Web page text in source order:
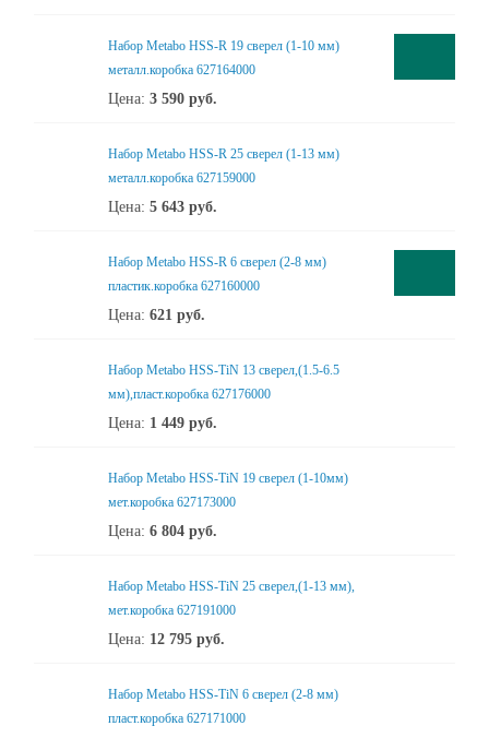
Набор Metabo HSS-R 19 сверел (1-10 мм)
металл.коробка 627164000
Цена: 3 590 руб.
Набор Metabo HSS-R 25 сверел (1-13 мм)
металл.коробка 627159000
Цена: 5 643 руб.
Набор Metabo HSS-R 6 сверел (2-8 мм)
пластик.коробка 627160000
Цена: 621 руб.
Набор Metabo HSS-TiN 13 сверел,(1.5-6.5
мм),пласт.коробка 627176000
Цена: 1 449 руб.
Набор Metabo HSS-TiN 19 сверел (1-10мм)
мет.коробка 627173000
Цена: 6 804 руб.
Набор Metabo HSS-TiN 25 сверел,(1-13 мм),
мет.коробка 627191000
Цена: 12 795 руб.
Набор Metabo HSS-TiN 6 сверел (2-8 мм)
пласт.коробка 627171000